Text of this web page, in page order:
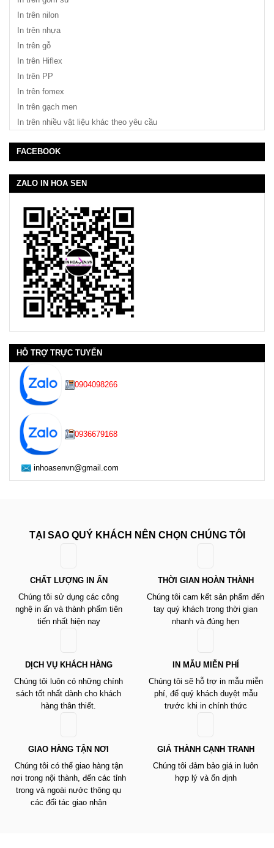
In trên nilon
In trên nhựa
In trên gỗ
In trên Hiflex
In trên PP
In trên fomex
In trên gạch men
In trên nhiều vật liệu khác theo yêu cầu
FACEBOOK
ZALO IN HOA SEN
HỖ TRỢ TRỰC TUYẾN
0904098266
0936679168
inhoasenvn@gmail.com
TẠI SAO QUÝ KHÁCH NÊN CHỌN CHÚNG TÔI
CHẤT LƯỢNG IN ẤN
Chúng tôi sử dụng các công
nghệ in ấn và thành phẩm tiên
tiến nhất hiện nay
THỜI GIAN HOÀN THÀNH
Chúng tôi cam kết sản phẩm đến
tay quý khách trong thời gian
nhanh và đúng hẹn
DỊCH VỤ KHÁCH HÀNG
Chúng tôi luôn có những chính
sách tốt nhất dành cho khách
hàng thân thiết.
IN MẪU MIỄN PHÍ
Chúng tôi sẽ hỗ trợ in mẫu miễn
phí, để quý khách duyệt mẫu
trước khi in chính thức
GIAO HÀNG TẬN NƠI
Chúng tôi có thể giao hàng tận
nơi trong nội thành, đến các tỉnh
trong và ngoài nước thông qu
các đối tác giao nhận
GIÁ THÀNH CẠNH TRANH
Chúng tôi đảm bảo giá in luôn
hợp lý và ổn định